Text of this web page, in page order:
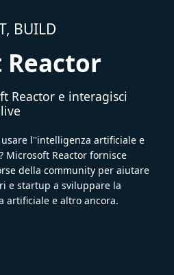
BUILD
Reactor e interagisci
l''intelligenza artificiale e
Microsoft Reactor fornisce
della community per aiutare
e startup a sviluppare la
artificiale e altro ancora.